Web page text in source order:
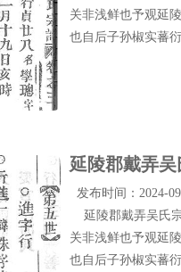
关非浅鲜也予观延
也自后子孙椒实蕃
延陵郡戴弄吴
发布时间：2024-
延陵郡戴弄吴氏
关非浅鲜也予观延
也自后子孙椒实蕃